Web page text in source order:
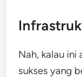
Nah, kalau ini
sukses yang